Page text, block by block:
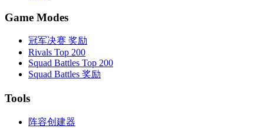
Game Modes
冠军决赛 奖励
Rivals Top 200
Squad Battles Top 200
Squad Battles 奖励
Tools
阵容创建器